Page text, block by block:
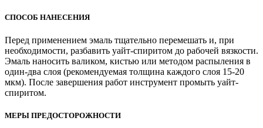
СПОСОБ НАНЕСЕНИЯ
Перед применением эмаль тщательно перемешать и, при
необходимости, разбавить уайт-спиритом до рабочей вязкости.
Эмаль наносить валиком, кистью или методом распыления в
один-два слоя (рекомендуемая толщина каждого слоя 15-20
мкм). После завершения работ инструмент промыть уайт-
спиритом.
МЕРЫ ПРЕДОСТОРОЖНОСТИ